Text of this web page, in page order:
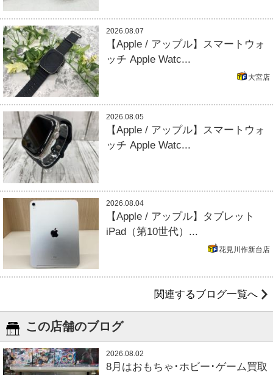
2026.08.07
【Apple / アップル】スマートウォ
ッチ Apple Watc...
大宮店
2026.08.05
【Apple / アップル】スマートウォ
ッチ Apple Watc...
2026.08.04
【Apple / アップル】タブレット
iPad（第10世代）...
花見川作新台店
関連するブログ一覧へ
この店舗のブログ
2026.08.02
8月はおもちゃ･ホビー･ゲーム買取